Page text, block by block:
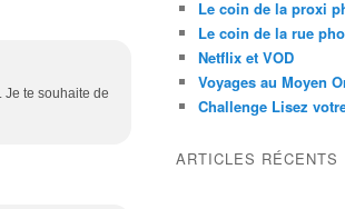
Je te souhaite de
Le coin de la proxi
Le coin de la rue
Netflix et VOD
Voyages au Moyen
Challenge Lisez
ARTICLES RÉCENTS